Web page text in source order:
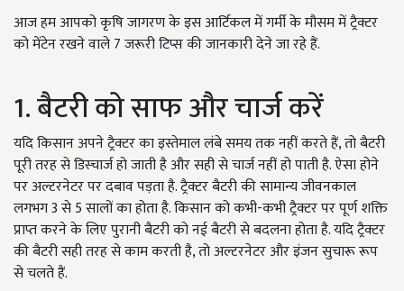
आज हम आपको कृषि जागरण के इस आर्टिकल में गर्मी के मौसम में ट्रैक्टर
को मेंटेन रखने वाले 7 जरूरी टिप्स की जानकारी देने जा रहे हैं.
1. बैटरी को साफ और चार्ज करें
यदि किसान अपने ट्रैक्टर का इस्तेमाल लंबे समय तक नहीं करते हैं, तो बैटरी
पूरी तरह से डिस्चार्ज हो जाती है और सही से चार्ज नहीं हो पाती है. ऐसा होने
पर अल्टरनेटर पर दबाव पड़ता है. ट्रैक्टर बैटरी की सामान्य जीवनकाल
लगभग 3 से 5 सालों का होता है. किसान को कभी-कभी ट्रैक्टर पर पूर्ण शक्ति
प्राप्त करने के लिए पुरानी बैटरी को नई बैटरी से बदलना होता है. यदि ट्रैक्टर
की बैटरी सही तरह से काम करती है, तो अल्टरनेटर और इंजन सुचारू रूप
से चलते हैं.